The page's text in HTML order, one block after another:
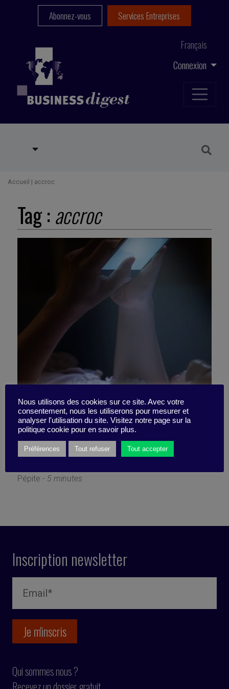
Connexion
Français
Abonnez-vous Services Entreprises
Accueil | accroc
Tag :accroc
“Smartaddict” ou
“Addictophone” ?
Pépite - 5 minutes
Inscription newsletter
Qui sommes nous ?
Nous utilisons des cookies sur ce site. Avec votre
consentement, nous les utiliserons pour mesurer et
analyser l'utilisation du site. Visitez notre page sur la
politique cookie pour en savoir plus.
Préférences Tout refuser Tout accepter